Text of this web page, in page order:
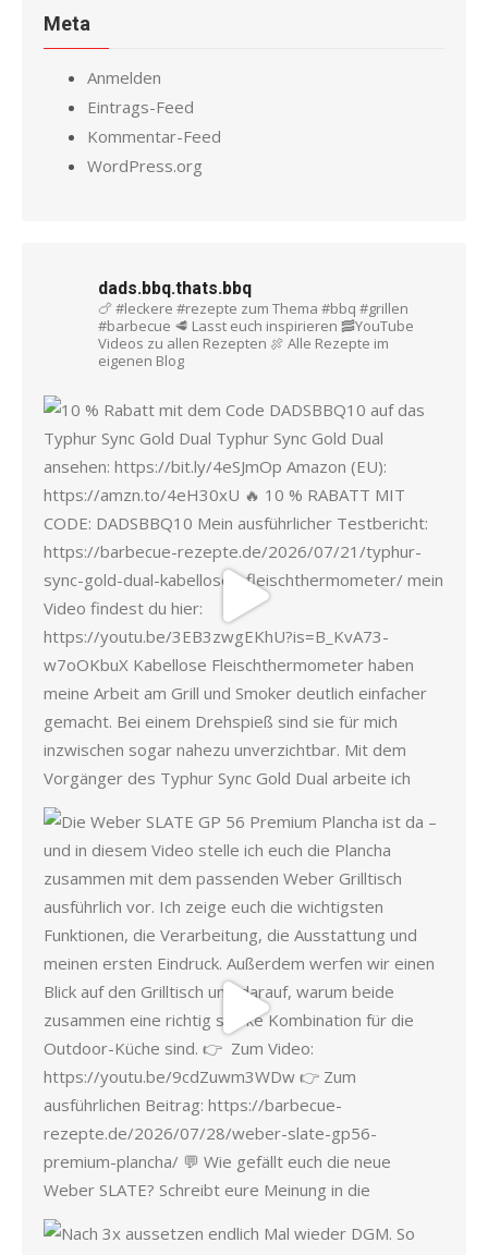
Meta
Anmelden
Eintrags-Feed
Kommentar-Feed
WordPress.org
dads.bbq.thats.bbq
🍗 #leckere #rezepte zum Thema #bbq #grillen
#barbecue 🥩 Lasst euch inspirieren 🥓YouTube
Videos zu allen Rezepten 🍖 Alle Rezepte im
eigenen Blog